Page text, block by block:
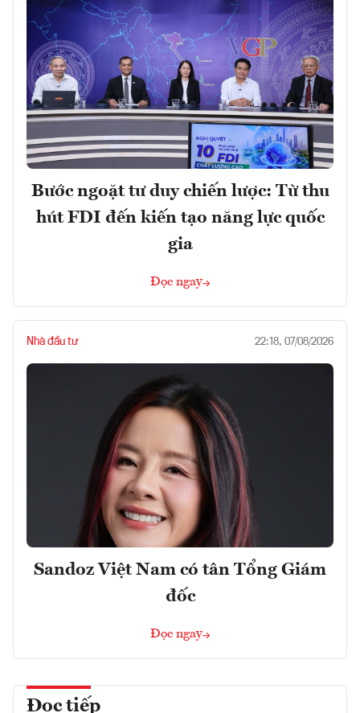
Bước ngoặt tư duy chiến lược: Từ thu
hút FDI đến kiến tạo năng lực quốc
gia
Đọc ngay
Nhà đầu tư 22:18, 07/08/2026
Sandoz Việt Nam có tân Tổng Giám
đốc
Đọc ngay
Đọc tiếp